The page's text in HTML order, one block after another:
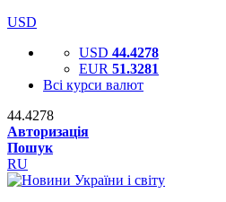
USD
USD 44.4278
EUR 51.3281
Всі курси валют
44.4278
Авторизація
Пошук
RU